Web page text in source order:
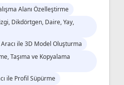
Alanı Özelleştirme
Dikdörtgen, Daire, Yay,
ile 3D Model Oluşturma
Taşıma ve Kopyalama
ile Profil Süpürme